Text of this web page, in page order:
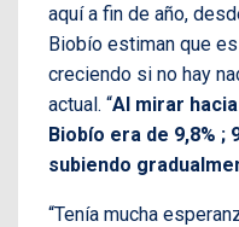
aquí a fin de año,
Biobío estiman que
creciendo si no hay
actual. “Al mirar
Biobío era de 9,8% ;
subiendo
“Tenía mucha